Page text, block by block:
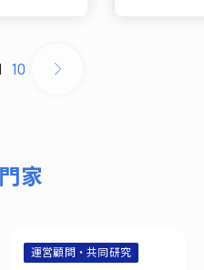
| 10
家
運営顧問・共同研究